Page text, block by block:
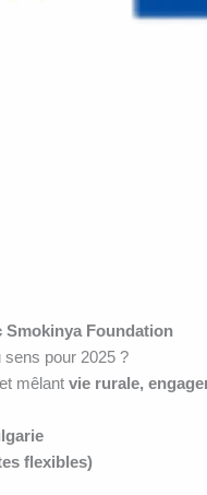
Smokinya Foundation
pour 2025 ?
mêlant vie rurale,
flexibles)